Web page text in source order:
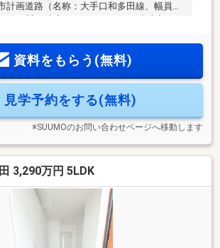
計画道路（名称：大手口和多田線、幅員：
を受ける必要がございます。許可の基準
、木造・鉄骨造などこれらに類する構造で
資料をもらう(無料)
見学予約をする(無料)
※SUUMOのお問い合わせページへ移動します
3,290万円 5LDK